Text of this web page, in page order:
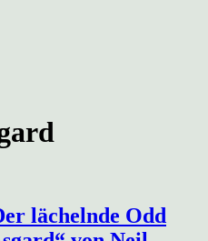
lächelnde Odd